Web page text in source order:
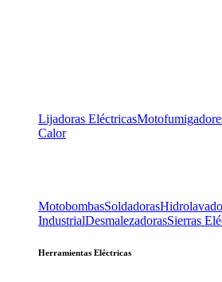
Lijadoras Eléctricas
Calor
MotobombasSoldadoras
IndustrialDesmalezadorasSierras
Herramientas Eléctricas